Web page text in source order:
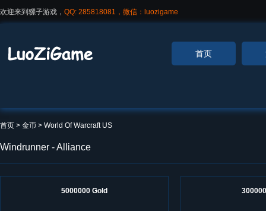
欢迎来到骡子游戏， QQ: 285818081，微信：luozigame
首页
首页 > 金币 > World Of Warcraft US
Windrunner - Alliance
5000000 Gold